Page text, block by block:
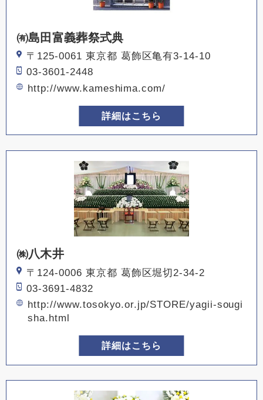
㈲島田富義葬祭式典
〒125-0061 東京都 葛飾区亀有3-14-10
03-3601-2448
http://www.kameshima.com/
詳細はこちら
㈱八木井
〒124-0006 東京都 葛飾区堀切2-34-2
03-3691-4832
http://www.tosokyo.or.jp/STORE/yagii-sougi
sha.html
詳細はこちら